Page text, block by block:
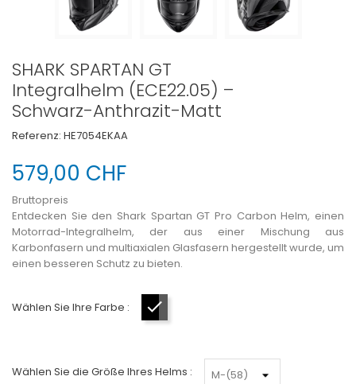
SHARK SPARTAN GT
Integralhelm (ECE22.05) –
Schwarz-Anthrazit-Matt
Referenz: HE7054EKAA
579,00 CHF
Bruttopreis
Entdecken Sie den Shark Spartan GT Pro Carbon Helm, einen
Motorrad-Integralhelm, der aus einer Mischung aus
Karbonfasern und multiaxialen Glasfasern hergestellt wurde, um
einen besseren Schutz zu bieten.
Wählen Sie Ihre Farbe :
Wählen Sie die Größe Ihres Helms :